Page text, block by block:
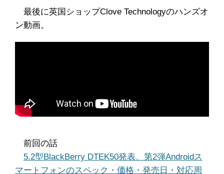
最後に英国ショップClove Technologyのハンズオ
ン動画。
前回の話
5.2型BlackBerry DTEK50発表、第2弾Androidス
マートフォンのスペック・価格・発売日・対応周